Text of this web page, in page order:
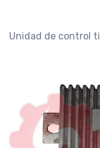
Unidad de control